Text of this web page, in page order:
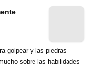
golpear y las piedras
sobre las habilidades